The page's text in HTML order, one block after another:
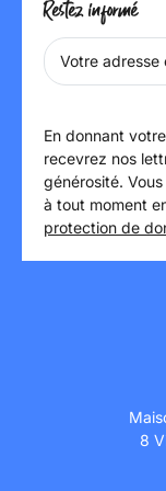
Restez informé
En donnant
recevrez nos
générosité.
à tout moment
protection de
8